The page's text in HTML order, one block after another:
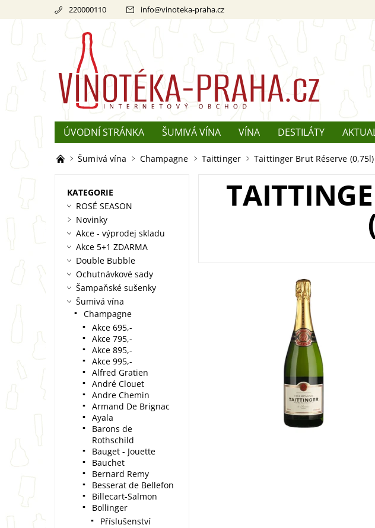
220000110 info@vinoteka-praha.cz
ÚVODNÍ STRÁNKA ŠUMIVÁ VÍNA VÍNA DESTILÁTY
REKLAMACE
O ŠAMPAŇSKÉM
Šumivá vína Champagne Taittinger Taittinger Brut Réserve (0,75l)
KATEGORIE
ROSÉ SEASON
Novinky
Akce - výprodej skladu
Akce 5+1 ZDARMA
Double Bubble
Ochutnávkové sady
Šampaňské sušenky
Šumivá vína
Champagne
Akce 695,-
Akce 795,-
Akce 895,-
Akce 995,-
Alfred Gratien
André Clouet
Andre Chemin
Armand De Brignac
Ayala
Barons de
Rothschild
Bauget - Jouette
Bauchet
Bernard Remy
Besserat de Bellefon
Billecart-Salmon
Bollinger
Příslušenství